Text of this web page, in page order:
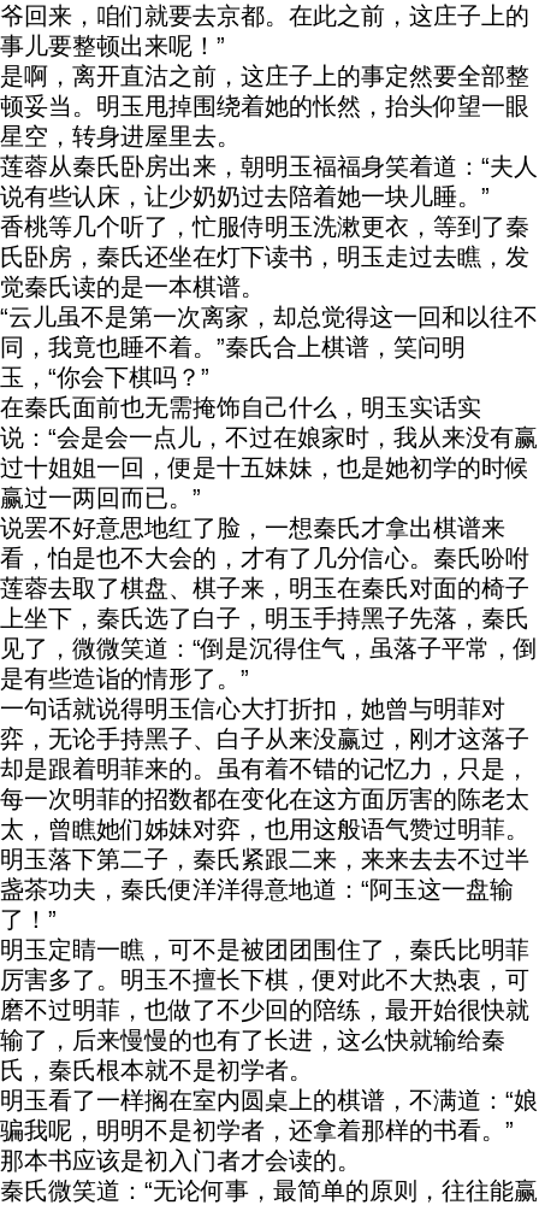
爷回来，咱们就要去京都。在此之前，这庄子上的
事儿要整顿出来呢！”
是啊，离开直沽之前，这庄子上的事定然要全部整
顿妥当。明玉甩掉围绕着她的怅然，抬头仰望一眼
星空，转身进屋里去。
莲蓉从秦氏卧房出来，朝明玉福福身笑着道：“夫人
说有些认床，让少奶奶过去陪着她一块儿睡。”
香桃等几个听了，忙服侍明玉洗漱更衣，等到了秦
氏卧房，秦氏还坐在灯下读书，明玉走过去瞧，发
觉秦氏读的是一本棋谱。
“云儿虽不是第一次离家，却总觉得这一回和以往不
同，我竟也睡不着。”秦氏合上棋谱，笑问明
玉，“你会下棋吗？”
在秦氏面前也无需掩饰自己什么，明玉实话实
说：“会是会一点儿，不过在娘家时，我从来没有赢
过十姐姐一回，便是十五妹妹，也是她初学的时候
赢过一两回而已。”
说罢不好意思地红了脸，一想秦氏才拿出棋谱来
看，怕是也不大会的，才有了几分信心。秦氏吩咐
莲蓉去取了棋盘、棋子来，明玉在秦氏对面的椅子
上坐下，秦氏选了白子，明玉手持黑子先落，秦氏
见了，微微笑道：“倒是沉得住气，虽落子平常，倒
是有些造诣的情形了。”
一句话就说得明玉信心大打折扣，她曾与明菲对
弈，无论手持黑子、白子从来没赢过，刚才这落子
却是跟着明菲来的。虽有着不错的记忆力，只是，
每一次明菲的招数都在变化在这方面厉害的陈老太
太，曾瞧她们姊妹对弈，也用这般语气赞过明菲。
明玉落下第二子，秦氏紧跟二来，来来去去不过半
盏茶功夫，秦氏便洋洋得意地道：“阿玉这一盘输
了！”
明玉定睛一瞧，可不是被团团围住了，秦氏比明菲
厉害多了。明玉不擅长下棋，便对此不大热衷，可
磨不过明菲，也做了不少回的陪练，最开始很快就
输了，后来慢慢的也有了长进，这么快就输给秦
氏，秦氏根本就不是初学者。
明玉看了一样搁在室内圆桌上的棋谱，不满道：“娘
骗我呢，明明不是初学者，还拿着那样的书看。”
那本书应该是初入门者才会读的。
秦氏微笑道：“无论何事，最简单的原则，往往能赢